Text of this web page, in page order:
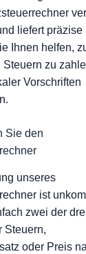
liefert präzise
Ihnen helfen,
Steuern zu
Vorschriften
Sie den
unseres
ist
zwei der
Steuern,
oder Preis